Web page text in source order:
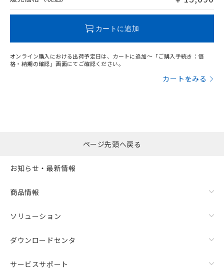
カートに追加
オンライン購入における出荷予定日は、カートに追加～「ご購入手続き：価
格・納期の確認」画面にてご確認ください。
カートをみる
ページ先頭へ戻る
お知らせ・最新情報
商品情報
ソリューション
ダウンロードセンタ
サービスサポート